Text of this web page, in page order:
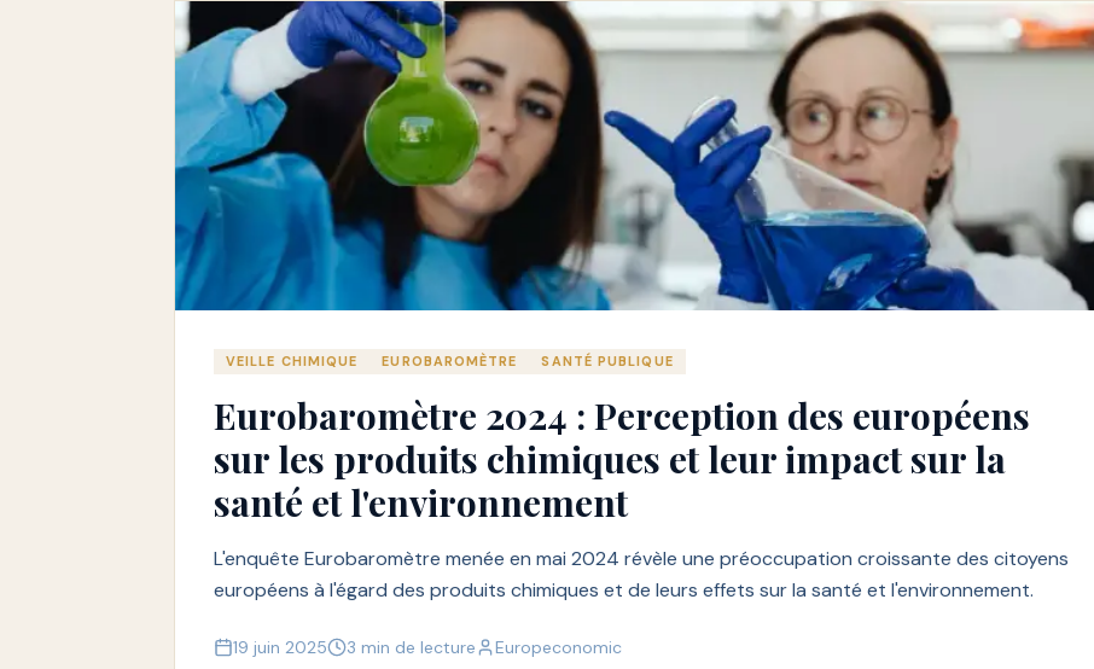
VEILLE CHIMIQUE EUROBAROMÈTRE SANTÉ PUBLIQUE
Eurobaromètre 2024 : Perception des européens
sur les produits chimiques et leur impact sur la
santé et l'environnement
L'enquête Eurobaromètre menée en mai 2024 révèle une préoccupation croissante des citoyens
européens à l'égard des produits chimiques et de leurs effets sur la santé et l'environnement.
19 juin 2025 3 min de lecture Europeconomic